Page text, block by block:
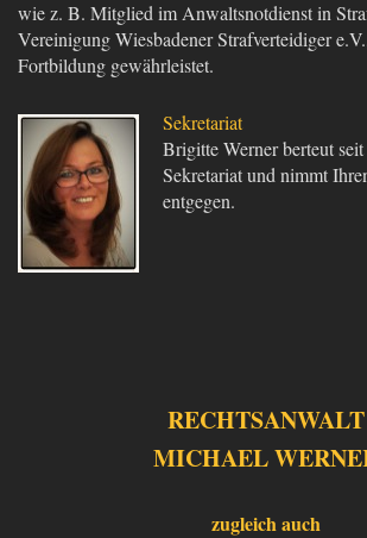
wie z. B. Mitglied im Anwaltsnotdienst in
Vereinigung Wiesbadener Strafverteidiger
Fortbildung gewährleistet.
Sekretariat
Brigitte Werner berteut
Sekretariat und nimmt
entgegen.
RECHTSANWALT
MICHAEL
zugleich auch